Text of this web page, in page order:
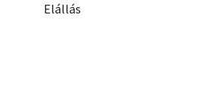
Elállás